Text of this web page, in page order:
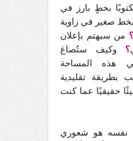
بخطٍ بارز في
صغير في زاوية
؟ من سيهتم بإعلان
؟ وكيف ستُصاغ
هذه المساحة
بطريقة تقليدية
حقيقيًا عما كنت
نفسه هو شعوري